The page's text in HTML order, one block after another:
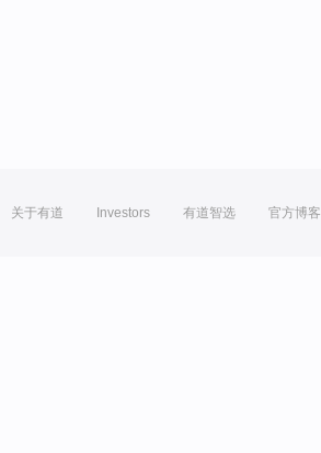
关于有道 Investors 有道智选 官方博客